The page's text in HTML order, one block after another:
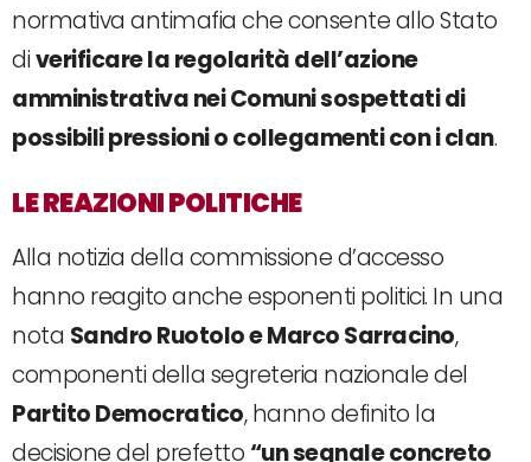
normativa antimafia che consente allo Stato
diverificare la regolarità dell’azione
amministrativa nei Comuni sospettati di
possibili pressioni o collegamenti con i clan.
LE REAZIONI POLITICHE
Alla notizia della commissione d’accesso
hanno reagito anche esponenti politici. In una
nota Sandro Ruotolo e Marco Sarracino,
componenti della segreteria nazionale del
Partito Democratico, hanno definito la
decisione del prefetto “un segnale concreto